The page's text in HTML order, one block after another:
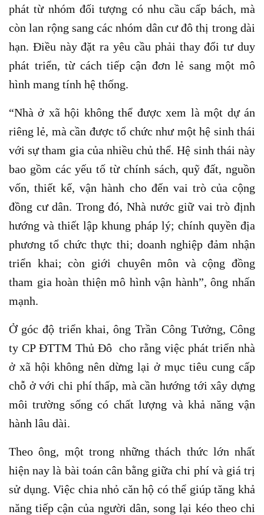
phát từ nhóm đối tượng có nhu cầu cấp bách, mà
còn lan rộng sang các nhóm dân cư đô thị trong dài
hạn. Điều này đặt ra yêu cầu phải thay đổi tư duy
phát triển, từ cách tiếp cận đơn lẻ sang một mô
hình mang tính hệ thống.
“Nhà ở xã hội không thể được xem là một dự án
riêng lẻ, mà cần được tổ chức như một hệ sinh thái
với sự tham gia của nhiều chủ thể. Hệ sinh thái này
bao gồm các yếu tố từ chính sách, quỹ đất, nguồn
vốn, thiết kế, vận hành cho đến vai trò của cộng
đồng cư dân. Trong đó, Nhà nước giữ vai trò định
hướng và thiết lập khung pháp lý; chính quyền địa
phương tổ chức thực thi; doanh nghiệp đảm nhận
triển khai; còn giới chuyên môn và cộng đồng
tham gia hoàn thiện mô hình vận hành”, ông nhấn
mạnh.
Ở góc độ triển khai, ông Trần Công Tưởng, Công
ty CP ĐTTM Thủ Đô cho rằng việc phát triển nhà
ở xã hội không nên dừng lại ở mục tiêu cung cấp
chỗ ở với chi phí thấp, mà cần hướng tới xây dựng
môi trường sống có chất lượng và khả năng vận
hành lâu dài.
Theo ông, một trong những thách thức lớn nhất
hiện nay là bài toán cân bằng giữa chi phí và giá trị
sử dụng. Việc chia nhỏ căn hộ có thể giúp tăng khả
năng tiếp cận của người dân, song lại kéo theo chi